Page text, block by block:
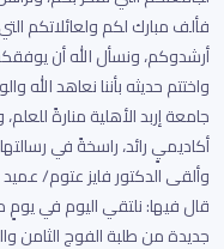
فألف مبارك لكم ولعائلاتكم
أرشدوكم، ونسأل الله أن
واختتم حديثه بأننا نعاهد الله
جامعة إربد الأهلية منارةً
أكاديميٍ رائد، راسخةً في
وألقى الدكتور فايز عتوم/ عميد
قال فيها: نلتقي اليوم في يومٍ
جديدة من طلبة الفوج الثامن